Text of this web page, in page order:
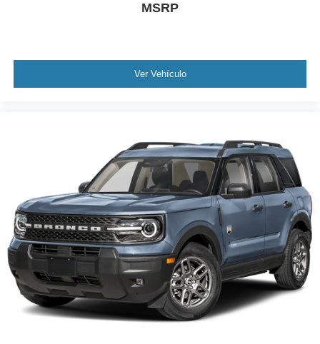
MSRP
Ver Vehículo